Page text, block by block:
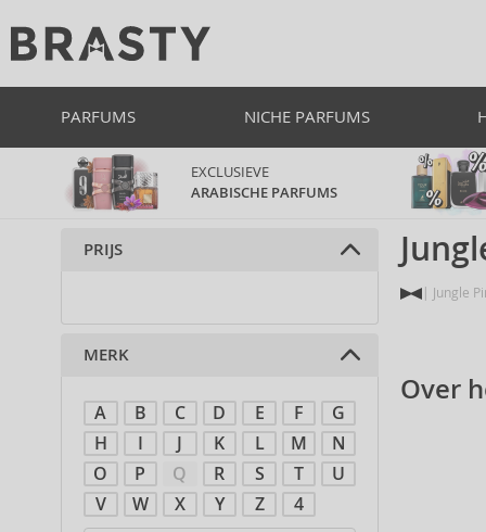
PARFUMS NICHE PARFUMS
EXCLUSIEVE
ARABISCHE PARFUMS
Jungle
Over
PRIJS
MERK
A B C D E F
G
H
I J K L M
N
O
P Q R S T
U
V
W X Y Z 4